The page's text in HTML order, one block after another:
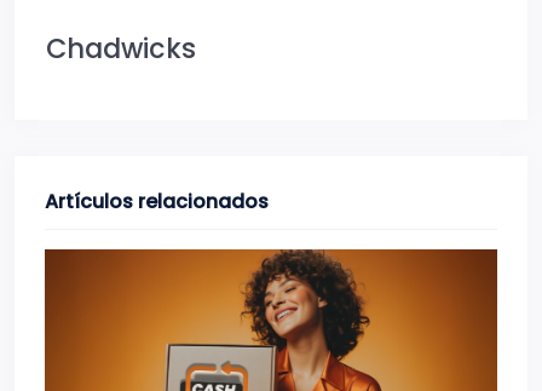
Chadwicks
Artículos relacionados